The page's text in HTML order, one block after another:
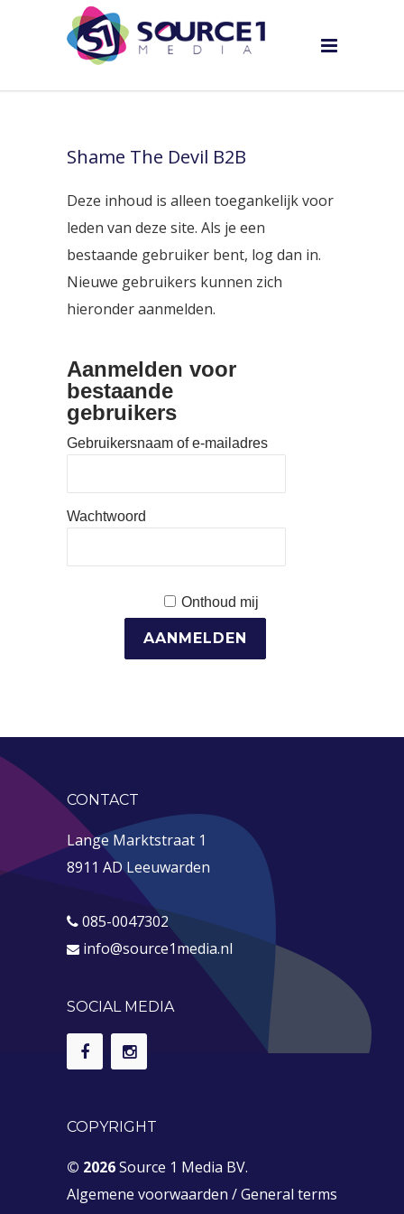
Shame The Devil B2B
Deze inhoud is alleen toegankelijk voor
leden van deze site. Als je een
bestaande gebruiker bent, log dan in.
Nieuwe gebruikers kunnen zich
hieronder aanmelden.
Aanmelden voor
bestaande
gebruikers
Gebruikersnaam of e-mailadres
Wachtwoord
Onthoud mij
CONTACT
Lange Marktstraat 1
8911 AD Leeuwarden
085-0047302
info@source1media.nl
SOCIAL MEDIA
COPYRIGHT
© 2026Source 1 Media BV.
Algemene voorwaarden /General terms